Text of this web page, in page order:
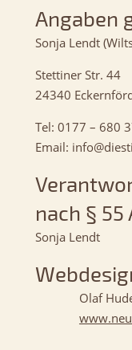
Angaben
Sonja Lendt
Stettiner Str. 44
24340
Tel: 0177 – 680
Email:
nach § 55
Sonja Lendt
Olaf